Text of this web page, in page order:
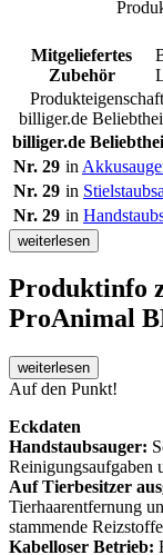
Mitgeliefertes
Zubehör
billiger.de
billiger.de
Nr. 29 in
Nr. 29 in
Nr. 29 in
weiterlesen
Produktinfo
ProAnimal
weiterlesen
Auf den Punkt!
Eckdaten
Handstaubsauger:
Reinigungsaufgaben
Auf Tierbesitzer
Tierhaarentfernung
stammende
Kabelloser Betrieb: